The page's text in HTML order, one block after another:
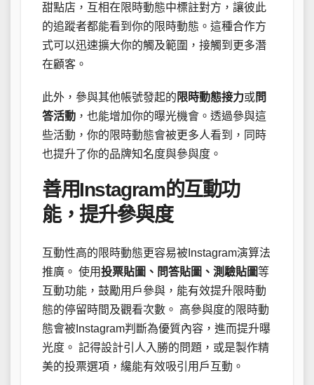
甜點店，互相在限時動態中標註對方，讓彼此
的追蹤者都能看到你的限時動態。這種合作方
式可以迅速擴大你的觸及範圍，接觸到更多潛
在顧客。
此外，參與其他帳號發起的 限時動態接力或問
答活動 ，也能增加你的曝光機會。透過參與這
些活動，你的限時動態會被更多人看到，同時
也提升了你的品牌知名度與參與度。
善用Instagram的互動功
能，提升參與度
互動性高的限時動態更容易被Instagram演算法
推廣。 使用投票貼圖、問答貼圖、測驗貼圖等
互動功能，鼓勵用戶參與，能有效提升限時動
態的停留時間及觀看次數。 高參與度的限時動
態會被Instagram判斷為優質內容，進而提升曝
光度。 記得設計引人入勝的問題，或是製作精
美的投票選項，纔能有效吸引用戶互動。